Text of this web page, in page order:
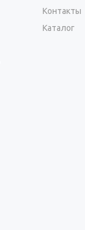
Контакты
Каталог